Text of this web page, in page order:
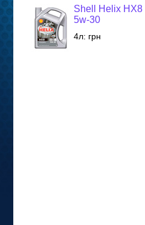
Shell Helix HX8
5w-30
4л: грн